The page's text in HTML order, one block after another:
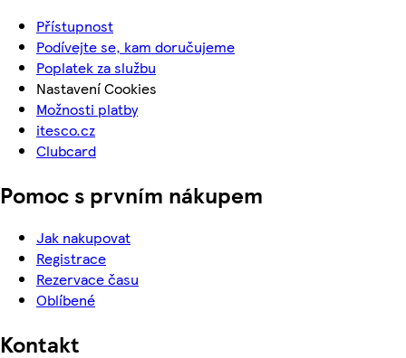
Přístupnost
Podívejte se, kam doručujeme
Poplatek za službu
Nastavení Cookies
Možnosti platby
itesco.cz
Clubcard
Pomoc s prvním nákupem
Jak nakupovat
Registrace
Rezervace času
Oblíbené
Kontakt